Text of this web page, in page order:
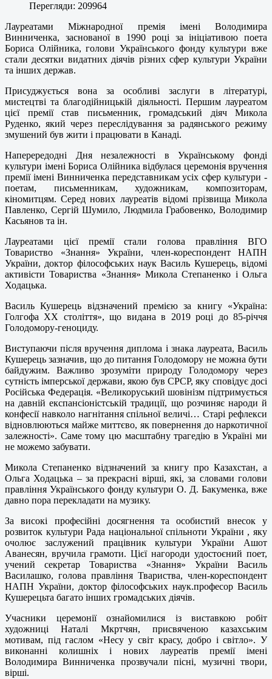
Перегляди: 209964
Лауреатами Міжнародної премія імені Володимира
Винниченка, заснованої в 1990 році за ініціативою поета
Бориса Олійника, голови Українського фонду культури вже
стали десятки видатних діячів різних сфер культури України
та інших держав.
Присуджується вона за особливі заслуги в літературі,
мистецтві та благодійницькій діяльності. Першим лауреатом
цієї премії став письменник, громадський діяч Микола
Руденко, який через переслідування за радянського режиму
змушений був жити і працювати в Канаді.
Наперередодні Дня незалежності в Українському фонді
культури імені Бориса Олійника відбулася церемонія вручення
премії імені Винниченка передставникам усіх сфер культури -
поетам, письменникам, художникам, композиторам,
кіномитцям. Серед нових лауреатів відомі прізвища Микола
Павленко, Сергій Шумило, Людмила Грабовенко, Володимир
Касьянов та ін.
Лауреатами цієї премії стали голова правління ВГО
Товариство «Знання» України, член-кореспондент НАПН
України, доктор філософських наук Василь Кушерець, відомі
активісти Товариства «Знання» Микола Степаненко і Ольга
Ходацька.
Василь Кушерець відзначений премією за книгу «Україна:
Голгофа ХХ століття», що видана в 2019 році до 85-річчя
Голодомору-геноциду.
Виступаючи після вручення диплома і знака лауреата, Василь
Кушерець зазначив, що до питання Голодомору не можна бути
байдужим. Важливо зрозуміти природу Голодомору через
сутність імперської держави, якою був СРСР, яку сповідує досі
Російська Федерація. «Великоруський шовінізм підтримується
на давній експансіоністській традиції, що розчиняє народи й
конфесії навколо нагнітання спільної величі… Старі рефлекси
відновлюються майже миттєво, як повернення до наркотичної
залежності». Саме тому цю масштабну трагедію в Україні ми
не можемо забувати.
Микола Степаненко відзначений за книгу про Казахстан, а
Ольга Ходацька – за прекрасні вірші, які, за словами голови
правління Українського фонду культури О. Д. Бакуменка, вже
давно пора перекладати на музику.
За високі професійні досягнення та особистий внесок у
розвиток культури Рада національної спільноти України , яку
очолює заслужений працівник культури України Ашот
Аванесян, вручила грамоти. Цієї нагороди удостоєний поет,
учений секретар Товариства «Знання» України Василь
Василашко, голова правління Твариства, член-кореспондент
НАПН України, доктор філософських наук.професор Василь
Кушерецьта багато інших громадських діячів.
Учасники церемонії ознайомилися із виставкою робіт
художниці Наталі Мкртчян, присвяченою казахським
мотивам, під гаслом «Несу у світ красу, добро і світло». У
виконанні колишніх і нових лауреатів премії імені
Володимира Винниченка прозвучали пісні, музичні твори,
вірші.